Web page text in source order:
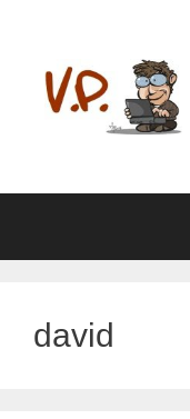
contenuto
david